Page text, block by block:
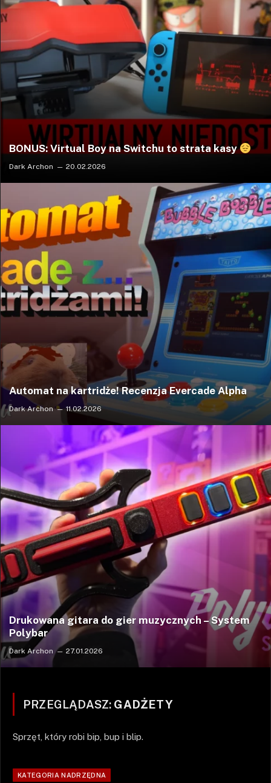
BONUS: Virtual Boy na Switchu to strata kasy
Dark Archon 20.02.2026
Automat na kartridże! Recenzja Evercade Alpha
Dark Archon 11.02.2026
Drukowana gitara do gier muzycznych – System
Polybar
Dark Archon 27.01.2026
PRZEGLĄDASZ: GADŻETY
Sprzęt, który robi bip, bup i blip.
KATEGORIA NADRZĘDNA